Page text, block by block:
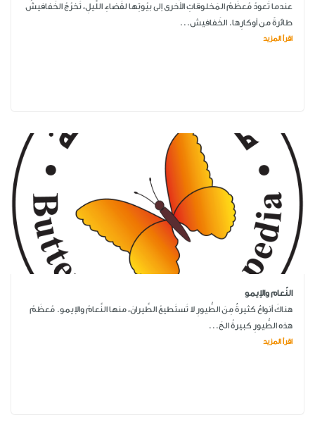
عندما تَعودُ مُعظَمُ المَخلوقاتِ الأُخرى إلى بيُوتِها لقَضاءِ اللَّيلِ، تَخرُجُ الخَفافيشُ
طائرةً من أوكارِها. الخَفافيش...
اقرأ المزيد
النّعام والإيمو
هناكَ أنواعٌ كثيرةٌ مِنَ الطُّيورِ لا تَستَطيعُ الطَّيرانَ، منها النَّعامُ والإيمو. مُعظَمُ
هذه الطُّيورِ كبيرةُ الحَ...
اقرأ المزيد